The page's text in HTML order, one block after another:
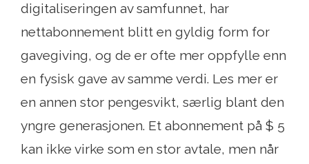
digitaliseringen av samfunnet, har
nettabonnement blitt en gyldig form for
gavegiving, og de er ofte mer oppfylle enn
en fysisk gave av samme verdi. Les mer er
en annen stor pengesvikt, særlig blant den
yngre generasjonen. Et abonnement på $ 5
kan ikke virke som en stor avtale, men når